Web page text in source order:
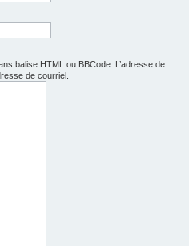
balise HTML ou BBCode. L’adresse de
de courriel.